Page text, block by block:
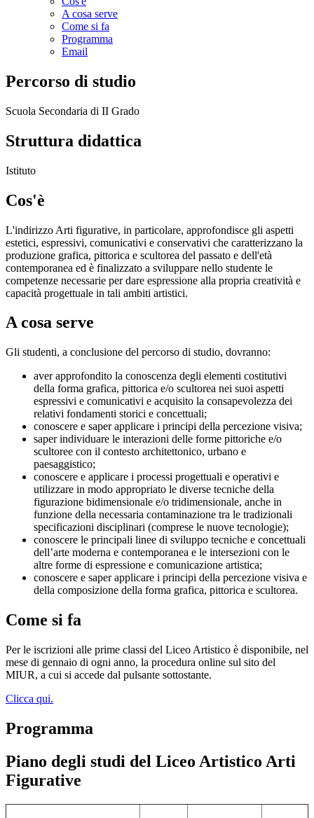
A cosa serve
Come si fa
Programma
Email
Percorso di studio
Scuola Secondaria di II Grado
Struttura didattica
Istituto
Cos'è
L'indirizzo Arti figurative, in particolare, approfondisce gli aspetti
estetici, espressivi, comunicativi e conservativi che caratterizzano la
produzione grafica, pittorica e scultorea del passato e dell'età
contemporanea ed è finalizzato a sviluppare nello studente le
competenze necessarie per dare espressione alla propria creatività e
capacità progettuale in tali ambiti artistici.
A cosa serve
Gli studenti, a conclusione del percorso di studio, dovranno:
aver approfondito la conoscenza degli elementi costitutivi
della forma grafica, pittorica e/o scultorea nei suoi aspetti
espressivi e comunicativi e acquisito la consapevolezza dei
relativi fondamenti storici e concettuali;
conoscere e saper applicare i principi della percezione visiva;
saper individuare le interazioni delle forme pittoriche e/o
scultoree con il contesto architettonico, urbano e
paesaggistico;
conoscere e applicare i processi progettuali e operativi e
utilizzare in modo appropriato le diverse tecniche della
figurazione bidimensionale e/o tridimensionale, anche in
funzione della necessaria contaminazione tra le tradizionali
specificazioni disciplinari (comprese le nuove tecnologie);
conoscere le principali linee di sviluppo tecniche e concettuali
dell’arte moderna e contemporanea e le intersezioni con le
altre forme di espressione e comunicazione artistica;
conoscere e saper applicare i principi della percezione visiva e
della composizione della forma grafica, pittorica e scultorea.
Come si fa
Per le iscrizioni alle prime classi del Liceo Artistico è disponibile, nel
mese di gennaio di ogni anno, la procedura online sul sito del
MIUR, a cui si accede dal pulsante sottostante.
Clicca qui.
Programma
Piano degli studi del Liceo Artistico Arti
Figurative